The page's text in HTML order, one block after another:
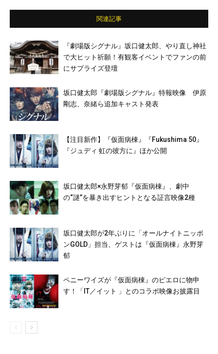
関連記事
『劇場版シグナル』坂口健太郎、やり直し神社
で大ヒット祈願！有観客イベントでファンの前
にサプライズ登壇
坂口健太郎『劇場版シグナル』特報映像 伊原
剛志、奈緒ら追加キャスト発表
【注目新作】『仮面病棟』『Fukushima 50』
『ジュディ 虹の彼方に』ほか公開
坂口健太郎×永野芽郁『仮面病棟』、劇中
の“謎”を暴き出すヒントとなる証言映像2種
坂口健太郎が2年ぶりに「オールナイトニッポ
ンGOLD」担当、ゲストは『仮面病棟』永野芽
郁
ペニーワイズが『仮面病棟』のピエロに物申
す！「IT／イット 」とのコラボ映像お披露目